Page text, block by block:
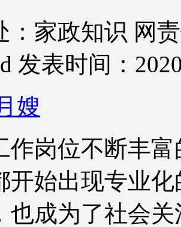
：家政知识 网
发表时间：
嫂
位不断丰富
开始出现专业
也成为了社会